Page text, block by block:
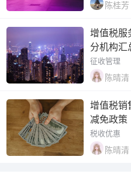
陈桂芳
增值税服
分机构汇
征收管理
陈晴清
增值税销
减免政策
税收优惠
陈晴清